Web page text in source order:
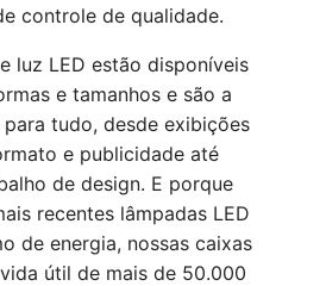
controle de qualidade.
luz LED estão disponíveis
e tamanhos e são a
tudo, desde exibições
e publicidade até
de design. E porque
recentes lâmpadas LED
de energia, nossas caixas
útil de mais de 50.000